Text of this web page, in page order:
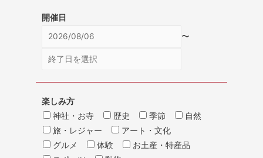
開催日
〜
楽しみ方
神社・お寺
歴史 季節
自然
旅・レジャー
アート・文化
グルメ
体験
お土産・特産品